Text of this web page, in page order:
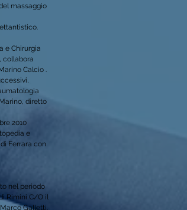
massaggio
e Chirurgia
collabora
Calcio .
diretto
2010
e
Ferrara con
nel periodo
Rimini C/O il
Galletti.